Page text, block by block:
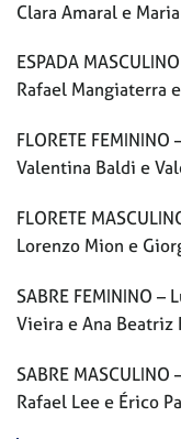
Clara Amaral e
ESPADA
Rafael Mangiaterra
FLORETE
Valentina Baldi e
FLORETE
Lorenzo Mion e
SABRE FEMININO
Vieira e Ana Beatriz
SABRE
Rafael Lee e Érico